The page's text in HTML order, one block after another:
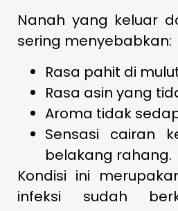
Nanah yang keluar
sering menyebabkan:
Rasa pahit di
Rasa asin yang
Aroma tidak
Sensasi cairan
belakang rahang.
Kondisi ini
infeksi sudah